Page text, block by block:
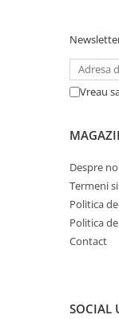
Vreau
Despre
Termeni
Politica
Politica
Contact
SOCIAL